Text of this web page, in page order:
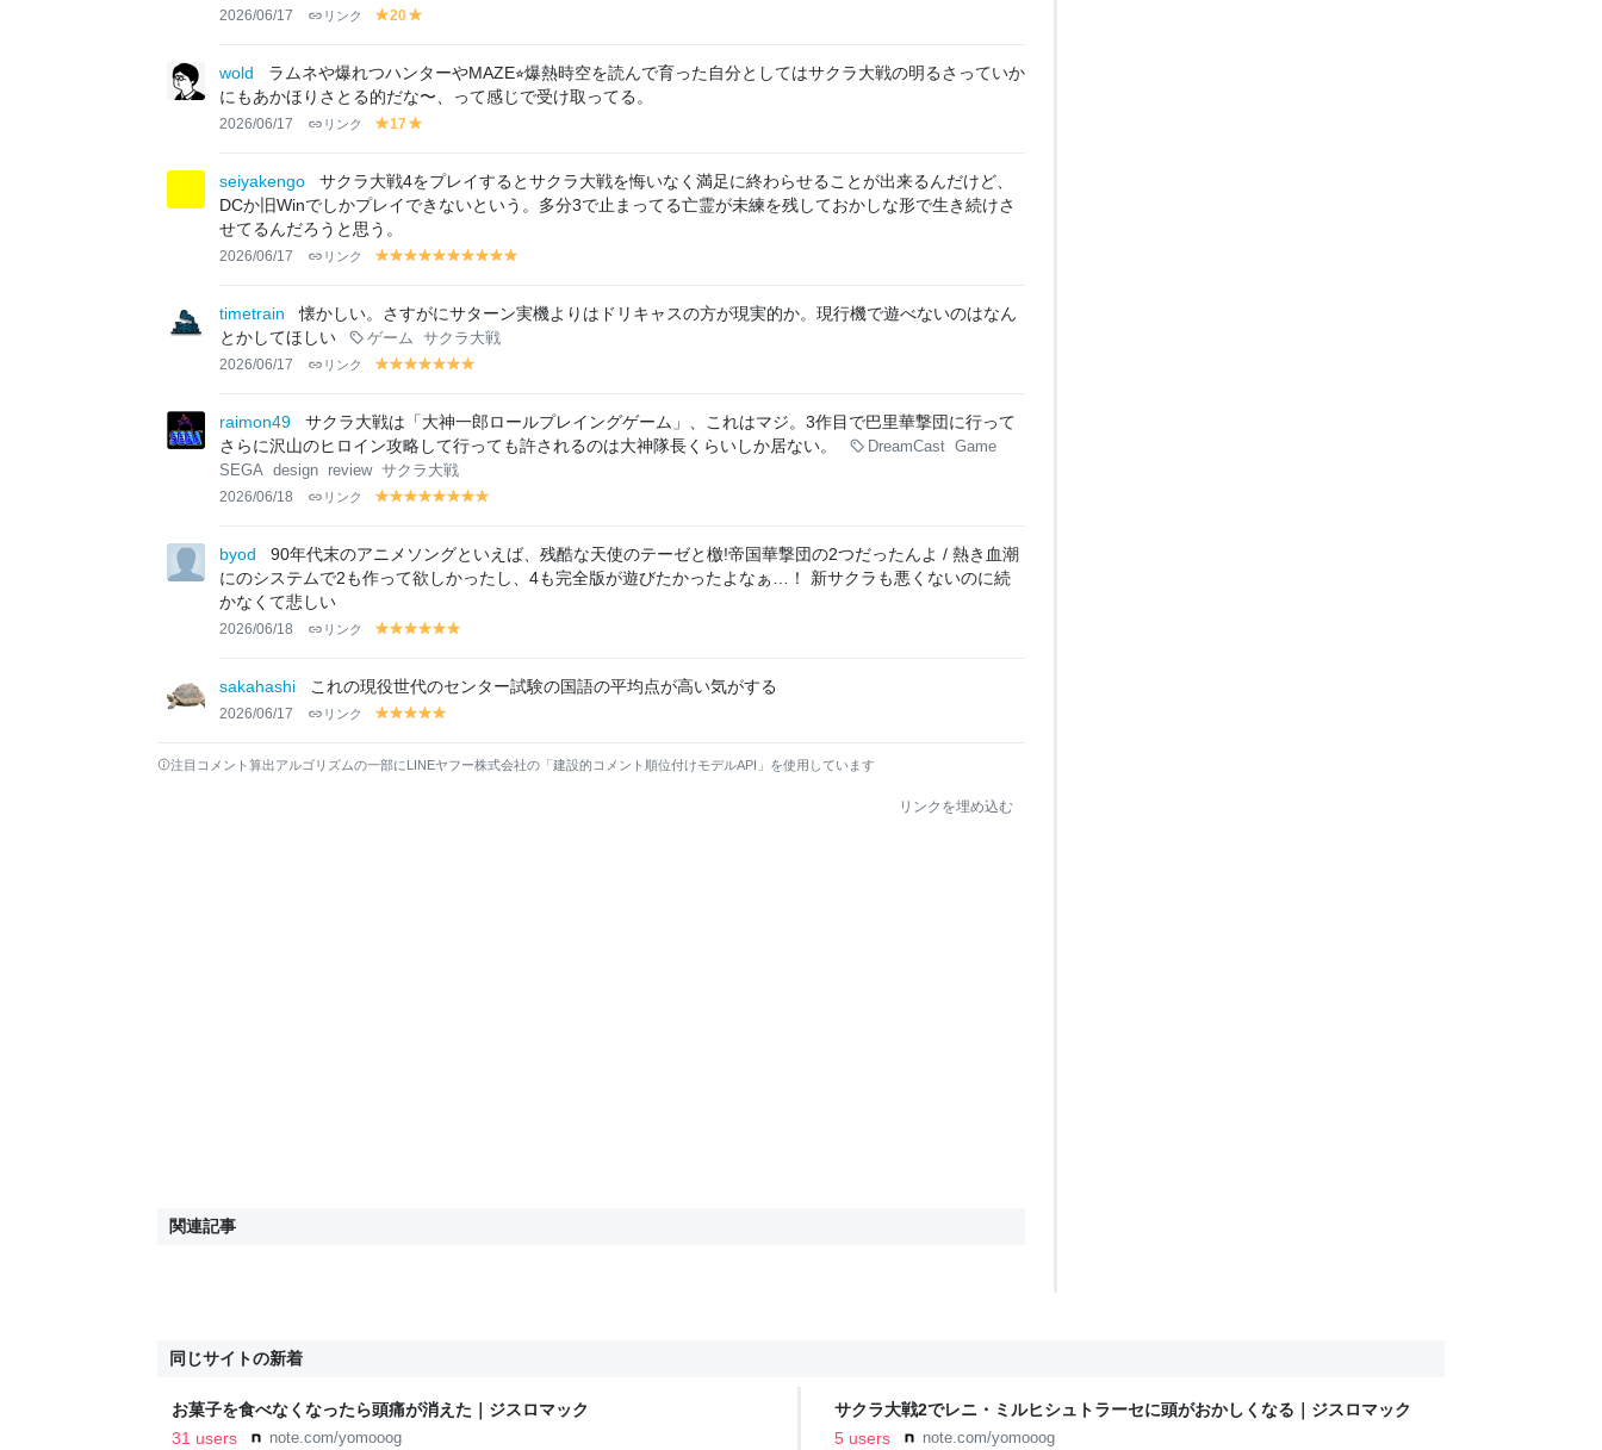
2026/06/17 リンク
y
lo
w
20
lo
w
wold
ラムネや爆れつハンターやMAZE⭐︎爆熱時空を読んで育った自分としてはサクラ大戦の明るさっていか
にもあかほりさとる的だな〜、って感じで受け取ってる。
2026/06/17 リンク
y
lo
w
17
lo
w
seiyakengo
サクラ大戦4をプレイするとサクラ大戦を悔いなく満足に終わらせることが出来るんだけど、
DCか旧Winでしかプレイできないという。多分3で止まってる亡霊が未練を残しておかしな形で生き続けさ
せてるんだろうと思う。
2026/06/17 リンク
y
lo
w
y
lo
y
lo
w
y
lo
w
y
lo
w
y
lo
w
y
lo
w
y
lo
w
y
lo
w
lo
timetrain
懐かしい。さすがにサターン実機よりはドリキャスの方が現実的か。現行機で遊べないのはなん
とかしてほしい
ゲーム サクラ大戦
2026/06/17 リンク
y
lo
w
y
lo
w
y
lo
w
y
lo
w
y
lo
w
y
lo
w
lo
w
raimon49
サクラ大戦は「大神一郎ロールプレイングゲーム」、これはマジ。3作目で巴里華撃団に行って
さらに沢山のヒロイン攻略して行っても許されるのは大神隊長くらいしか居ない。
DreamCast Game
SEGA
design review サクラ大戦
2026/06/18 リンク
y
lo
w
y
lo
w
y
lo
w
y
lo
w
y
lo
w
y
lo
w
y
lo lo
w
byod
90年代末のアニメソングといえば、残酷な天使のテーゼと檄!帝国華撃団の2つだったんよ / 熱き血潮
にのシステムで2も作って欲しかったし、4も完全版が遊びたかったよなぁ…！ 新サクラも悪くないのに続
かなくて悲しい
2026/06/18 リンク
y
lo
w
y
lo
w
y
lo
w
y
lo
w
y
lo
w
lo
sakahashi これの現役世代のセンター試験の国語の平均点が高い気がする
2026/06/17 リンク
y
lo
y
lo
y
lo
y
lolo
注目コメント算出アルゴリズムの一部にLINEヤフー株式会社の「建設的コメント順位付けモデルAPI」を使用しています
リンクを埋め込む
関連記事
同じサイトの新着
お菓子を食べなくなったら頭痛が消えた｜ジスロマック
31 users
note.com/yomooog
サクラ大戦2でレニ・ミルヒシュトラーセに頭がおかしくなる｜ジスロマック
5 users
note.com/yomooog